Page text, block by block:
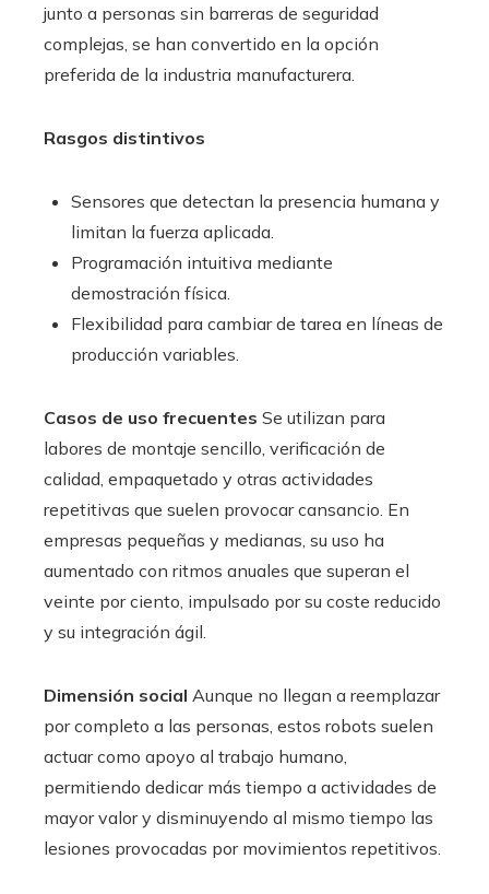
junto a personas sin barreras de seguridad
complejas, se han convertido en la opción
preferida de la industria manufacturera.
Rasgos distintivos
Sensores que detectan la presencia humana y
limitan la fuerza aplicada.
Programación intuitiva mediante
demostración física.
Flexibilidad para cambiar de tarea en líneas de
producción variables.
Casos de uso frecuentes Se utilizan para
labores de montaje sencillo, verificación de
calidad, empaquetado y otras actividades
repetitivas que suelen provocar cansancio. En
empresas pequeñas y medianas, su uso ha
aumentado con ritmos anuales que superan el
veinte por ciento, impulsado por su coste reducido
y su integración ágil.
Dimensión social Aunque no llegan a reemplazar
por completo a las personas, estos robots suelen
actuar como apoyo al trabajo humano,
permitiendo dedicar más tiempo a actividades de
mayor valor y disminuyendo al mismo tiempo las
lesiones provocadas por movimientos repetitivos.